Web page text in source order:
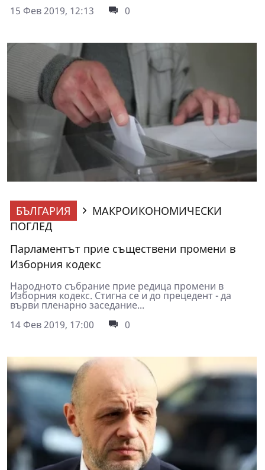
15 Фев 2019, 12:13
0
БЪЛГАРИЯ
МАКРОИКОНОМИЧЕСКИ
ПОГЛЕД
Парламентът прие съществени промени в
Изборния кодекс
Народното събрание прие редица промени в
Изборния кодекс. Стигна се и до прецедент - да
върви пленарно заседание...
14 Фев 2019, 17:00
0